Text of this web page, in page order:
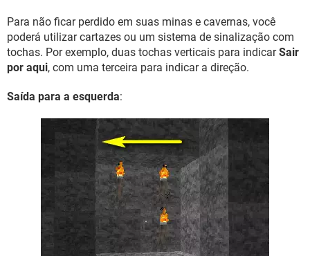
Para não ficar perdido em suas minas e cavernas, você
poderá utilizar cartazes ou um sistema de sinalização com
tochas. Por exemplo, duas tochas verticais para indicarSair
por aqui, com uma terceira para indicar a direção.
Saída para a esquerda: